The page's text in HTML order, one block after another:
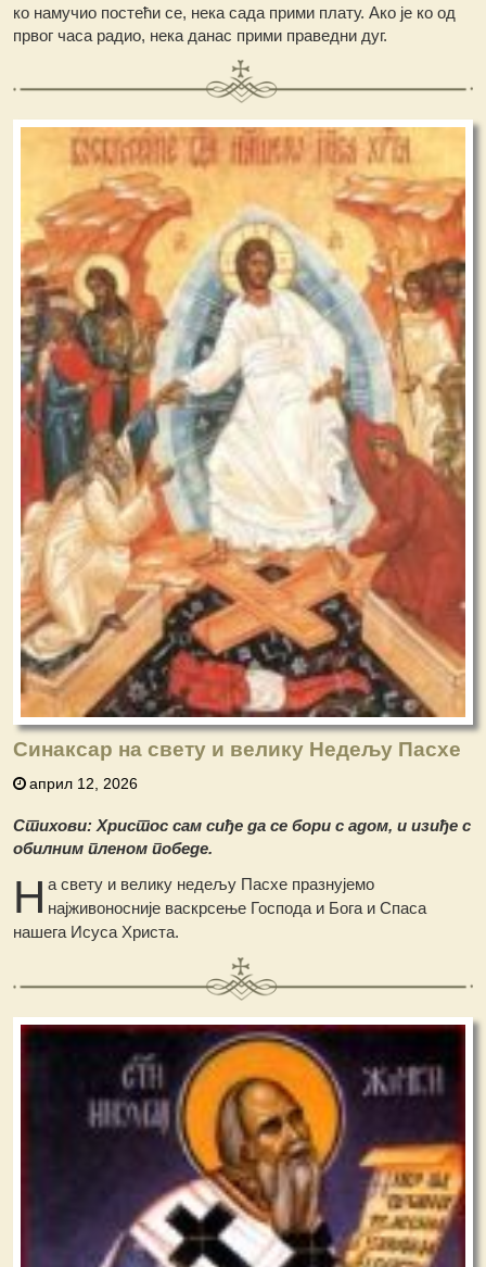
ко намучио постећи се, нека сада прими плату. Ако је ко од
првог часа радио, нека данас прими праведни дуг.
Синаксар на свету и велику Недељу Пасхе
април 12, 2026
Стихови: Христос сам сиђе да се бори с адом, и изиђе с
обилним пленом победе.
Н а свету и велику недељу Пасхе празнујемо
најживоносније васкрсење Господа и Бога и Спаса
нашега Исуса Христа.